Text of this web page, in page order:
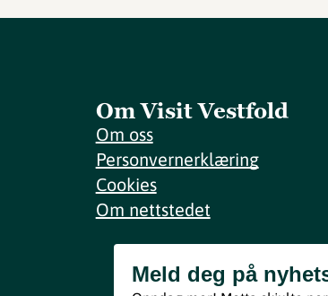
Om Visit Vestfold
Om oss
Personvernerklæring
Cookies
Om nettstedet
Meld deg på
Meld deg på